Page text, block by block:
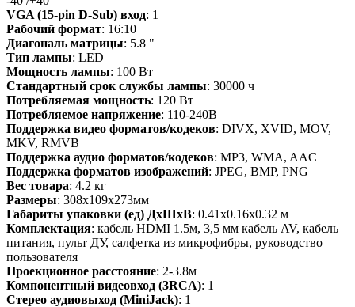
VGA (15-pin D-Sub) вход: 1
Рабочий формат: 16:10
Диагональ матрицы: 5.8 "
Тип лампы: LED
Мощность лампы: 100 Вт
Стандартный срок службы лампы: 30000 ч
Потребляемая мощность: 120 Вт
Потребляемое напряжение: 110-240В
Поддержка видео форматов/кодеков: DIVX, XVID, MOV,
MKV, RMVB
Поддержка аудио форматов/кодеков: MP3, WMA, AAC
Поддержка форматов изображений: JPEG, BMP, PNG
Вес товара: 4.2 кг
Размеры: 308x109x273мм
Габариты упаковки (ед) ДхШхВ: 0.41x0.16x0.32 м
Комплектация: кабель HDMI 1.5м, 3,5 мм кабель AV, кабель
питания, пульт ДУ, салфетка из микрофибры, руководство
пользователя
Проекционное расстояние: 2-3.8м
Компонентный видеовход (3RCA): 1
Стерео аудиовыход (MiniJack): 1